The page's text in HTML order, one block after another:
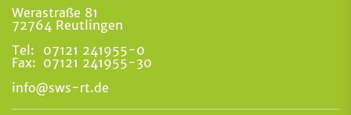
Werastraße 81
72764 Reutlingen
Tel:
07121 241955-0
Fax: 07121 241955-30
info@sws-rt.de